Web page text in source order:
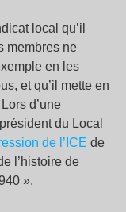
local qu’il
membres ne
en les
et qu’il mette en
d’une
du Local
de l’ICE de
l’histoire de
».